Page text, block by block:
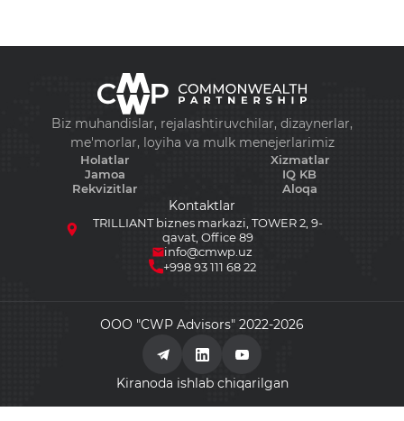
info@cmwp.uz
TRILLIANT biznes markazi, TOWER 2, 9-qavat,
Biz muhandislar, rejalashtiruvchilar, dizaynerlar,
me'morlar, loyiha va mulk menejerlarimiz
Holatlar
Jamoa
Rekvizitlar
Xizmatlar
IQ KB
Aloqa
Kontaktlar
TRILLIANT biznes markazi, TOWER 2, 9-
qavat, Office 89
info@cmwp.uz
+998 93 111 68 22
ООО "CWP Advisors" 2022-2026
Kiranoda ishlab chiqarilgan